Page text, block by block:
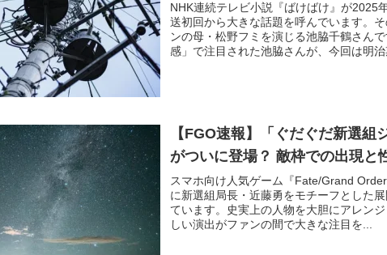
NHK連続テレビ小説『ばけばけ』が2025
送初回から大きな話題を呼んでいます。
ンの母・松野フミを演じる池脇千鶴さん
感」で注目された池脇さんが、今回は明
【FGO速報】「ぐだぐだ新選組
がついに登場？ 敵枠での出現と
スマホ向け人気ゲーム『Fate/Grand
に新選組局長・近藤勇をモチーフとした
ています。史実上の人物を大胆にアレン
しい演出がファンの間で大きな注目を...